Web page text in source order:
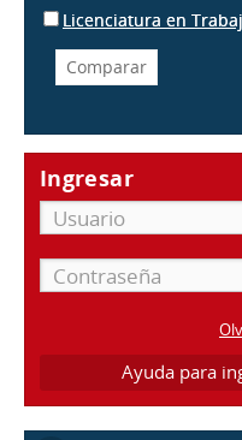
Licenciatura en
Ingresar
Ayuda para